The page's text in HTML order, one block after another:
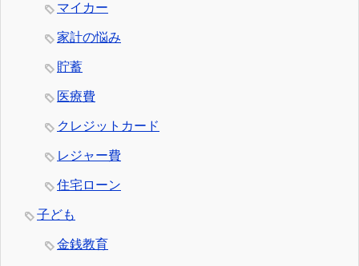
マイカー
家計の悩み
貯蓄
医療費
クレジットカード
レジャー費
住宅ローン
子ども
金銭教育